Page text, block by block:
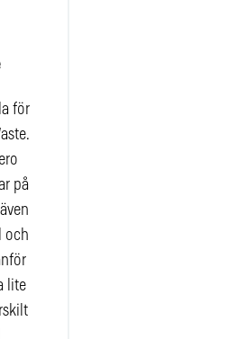
för
på
och
lite